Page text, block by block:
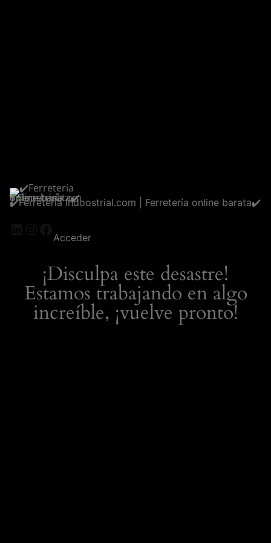
✔️Ferreteria Indoostrial.com | Ferretería online barata✔️
LinkedIn
Instagram
Facebook
Acceder
¡Disculpa este desastre!
Estamos trabajando en algo
increíble, ¡vuelve pronto!